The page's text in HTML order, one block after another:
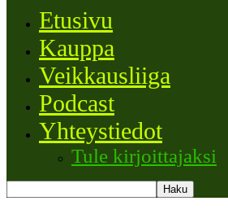
Etusivu
Kauppa
Veikkausliiga
Podcast
Yhteystiedot
Tule kirjoittajaksi